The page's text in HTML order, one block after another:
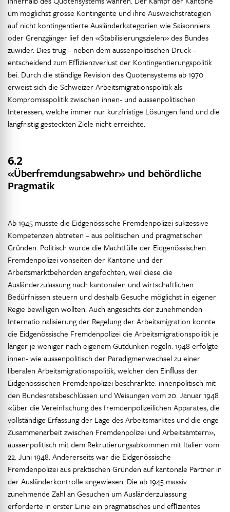
um möglichst grosse Kontingente und ihre Ausweichstrategien
auf nicht kontingentierte Ausländerkategorien wie Saisonniers
oder Grenzgänger lief den «Stabilisierungszielen» des Bundes
zuwider. Dies trug – neben dem aussenpolitischen Druck –
entscheidend zum Efﬁzienzverlust der Kontingentierungspolitik
bei. Durch die ständige Revision des Quotensystems ab 1970
erweist sich die Schweizer Arbeitsmigrationspolitik als
Kompromisspolitik zwischen innen- und aussenpolitischen
Interessen, welche immer nur kurzfristige Lösungen fand und die
langfristig gesteckten Ziele nicht erreichte.
6.2
«Überfremdungsabwehr» und behördliche
Pragmatik
Ab 1945 musste die Eidgenössische Fremdenpolizei sukzessive
Kompetenzen abtreten – aus politischen und pragmatischen
Gründen. Politisch wurde die Machtfülle der Eidgenössischen
Fremdenpolizei vonseiten der Kantone und der
Arbeitsmarktbehörden angefochten, weil diese die
Ausländerzulassung nach kantonalen und wirtschaftlichen
Bedürfnissen steuern und deshalb Gesuche möglichst in eigener
Regie bewilligen wollten. Auch angesichts der zunehmenden
Internatio nalisierung der Regelung der Arbeitsmigration konnte
die Eidgenössische Fremdenpolizei die Arbeitsmigrationspolitik je
länger je weniger nach eigenem Gutdünken regeln. 1948 erfolgte
innen- wie aussenpolitisch der Paradigmenwechsel zu einer
liberalen Arbeitsmigrationspolitik, welcher den Einﬂuss der
Eidgenössischen Fremdenpolizei beschränkte: innenpolitisch mit
den Bundesratsbeschlüssen und Weisungen vom 20. Januar 1948
«über die Vereinfachung des fremdenpolizeilichen Apparates, die
vollständige Erfassung der Lage des Arbeitsmarktes und die enge
Zusammenarbeit zwischen Fremdenpolizei und Arbeitsämtern»,
aussenpolitisch mit dem Rekrutierungsabkommen mit Italien vom
22. Juni 1948. Andererseits war die Eidgenössische
Fremdenpolizei aus praktischen Gründen auf kantonale Partner in
der Ausländerkontrolle angewiesen. Die ab 1945 massiv
zunehmende Zahl an Gesuchen um Ausländerzulassung
erforderte in erster Linie ein pragmatisches und efﬁzientes